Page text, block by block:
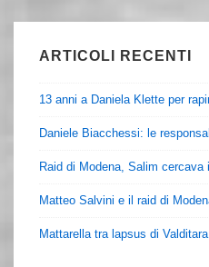
ARTICOLI RECENTI
13 anni a Daniela Klette per
Daniele Biacchessi: le
Raid di Modena, Salim cercava
Matteo Salvini e il raid di
Mattarella tra lapsus di